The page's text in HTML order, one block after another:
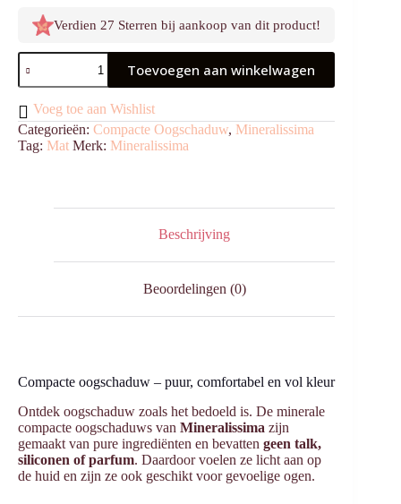
Verdien 27 Sterren bij aankoop van dit product!
Oogschaduw
Fudge
aantal
Toevoegen aan winkelwagen
Voeg toe aan Wishlist
Categorieën: Compacte Oogschaduw, Mineralissima
Tag: Mat Merk: Mineralissima
Beschrijving
Beoordelingen (0)
Compacte oogschaduw – puur, comfortabel en vol kleur
Ontdek oogschaduw zoals het bedoeld is. De minerale
compacte oogschaduws van Mineralissima zijn
gemaakt van pure ingrediënten en bevatten geen talk,
siliconen of parfum. Daardoor voelen ze licht aan op
de huid en zijn ze ook geschikt voor gevoelige ogen.